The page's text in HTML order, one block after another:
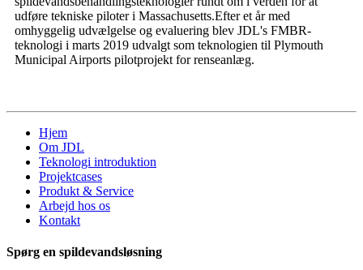
udføre tekniske piloter i Massachusetts.Efter et år med
omhyggelig udvælgelse og evaluering blev JDL's FMBR-
teknologi i marts 2019 udvalgt som teknologien til Plymouth
Municipal Airports pilotprojekt for renseanlæg.
Hjem
Om JDL
Teknologi introduktion
Projektcases
Produkt & Service
Arbejd hos os
Kontakt
Spørg en spildevandsløsning